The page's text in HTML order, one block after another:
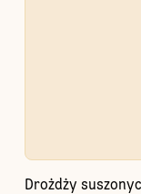
Drożdży